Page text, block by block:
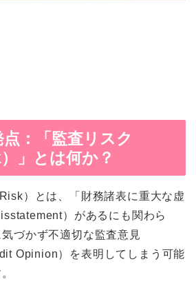
：「監査リスク
」とは何か？
）とは、「財務諸表に重大な虚
）があるにも関わら
づかず不適切な監査意見
Opinion）を表明してしまう可能